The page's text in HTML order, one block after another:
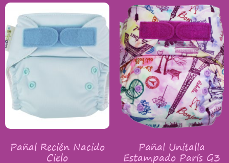
Pañal Recién Nacido
Cielo
Pañal Unitalla
Estampado París G3